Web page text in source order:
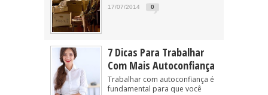
17/07/2014 0
7 Dicas Para Trabalhar
Com Mais Autoconfiança
Trabalhar com autoconfiança é
fundamental para que você